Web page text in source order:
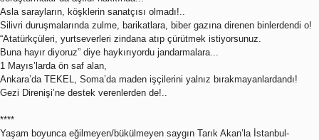
Asla sarayların, köşklerin sanatçısı olmadı!..
Silivri duruşmalarında zulme, barikatlara, biber gazına direnen binlerdendi o!
“Atatürkçüleri, yurtseverleri zindana atıp çürütmek istiyorsunuz.
Buna hayır diyoruz” diye haykırıyordu jandarmalara...
1 Mayıs’larda ön saf alan,
Ankara’da TEKEL, Soma’da maden işçilerini yalnız bırakmayanlardandı!
Gezi Direnişi’ne destek verenlerden de!..
****
Yaşam boyunca eğilmeyen/bükülmeyen saygın Tarık Akan’la İstanbul-